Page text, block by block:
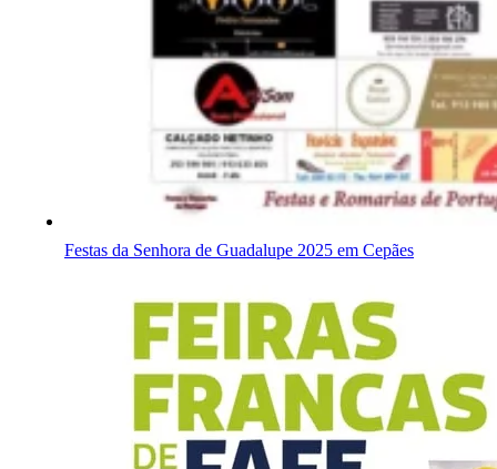
Festas da Senhora de Guadalupe 2025 em Cepães